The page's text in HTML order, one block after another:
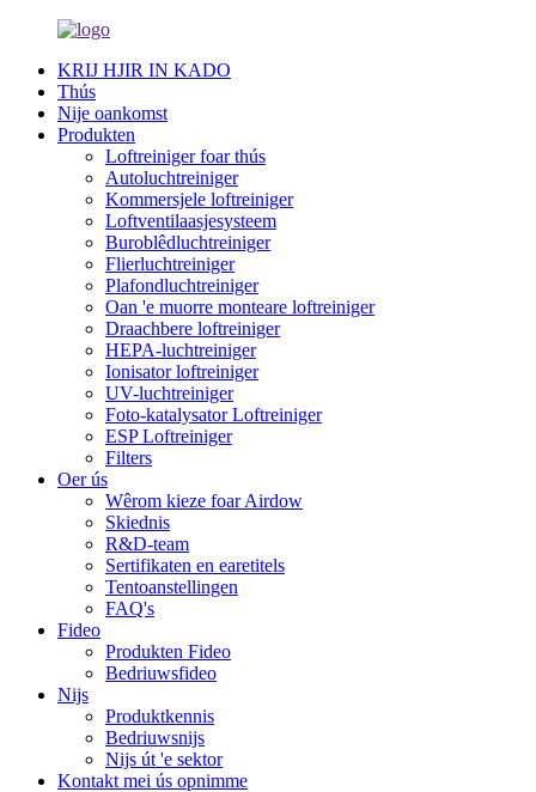
KRIJ HJIR IN KADO
Thús
Nije oankomst
Produkten
Loftreiniger foar thús
Autoluchtreiniger
Kommersjele loftreiniger
Loftventilaasjesysteem
Buroblêdluchtreiniger
Flierluchtreiniger
Plafondluchtreiniger
Oan 'e muorre monteare loftreiniger
Draachbere loftreiniger
HEPA-luchtreiniger
Ionisator loftreiniger
UV-luchtreiniger
Foto-katalysator Loftreiniger
ESP Loftreiniger
Filters
Oer ús
Wêrom kieze foar Airdow
Skiednis
R&D-team
Sertifikaten en earetitels
Tentoanstellingen
FAQ's
Fideo
Produkten Fideo
Bedriuwsfideo
Nijs
Produktkennis
Bedriuwsnijs
Nijs út 'e sektor
Kontakt mei ús opnimme